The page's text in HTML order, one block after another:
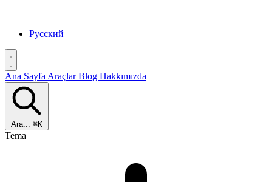
Русский
Ana Sayfa AraçlarBlog Hakkımızda
Ara... ⌘K
Tema